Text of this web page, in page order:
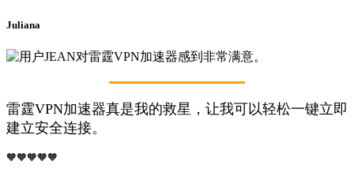
Juliana
雷霆VPN加速器真是我的救星，让我可以轻松一键立即
建立安全连接。
🧡🧡🧡🧡🧡